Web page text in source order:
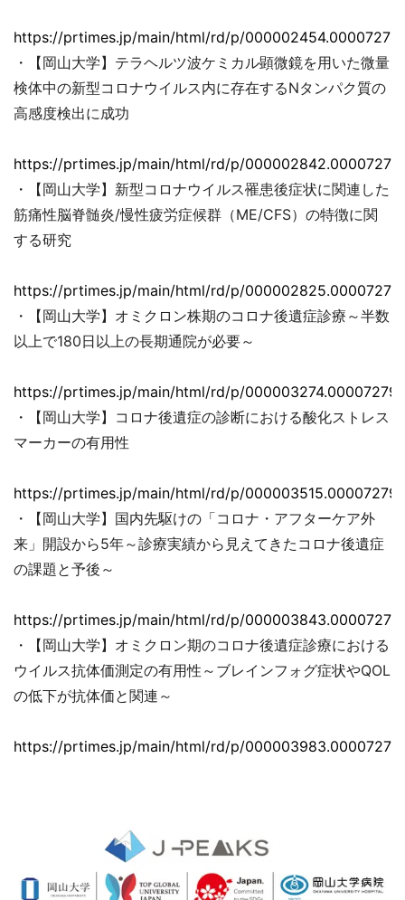
https://prtimes.jp/main/html/rd/p/
・【岡山大学】テラヘルツ波ケミカル顕微鏡を用いた微量
検体中の新型コロナウイルス内に存在するNタンパク質の
高感度検出に成功
https://prtimes.jp/main/html/rd/p/
・【岡山大学】新型コロナウイルス罹患後症状に関連した
筋痛性脳脊髄炎/慢性疲労症候群（ME/CFS）の特徴に関
する研究
https://prtimes.jp/main/html/rd/p/
・【岡山大学】オミクロン株期のコロナ後遺症診療～半数
以上で180日以上の長期通院が必要～
https://prtimes.jp/main/html/rd/p/
・【岡山大学】コロナ後遺症の診断における酸化ストレス
マーカーの有用性
https://prtimes.jp/main/html/rd/p/
・【岡山大学】国内先駆けの「コロナ・アフターケア外
来」開設から5年～診療実績から見えてきたコロナ後遺症
の課題と予後～
https://prtimes.jp/main/html/rd/p/
・【岡山大学】オミクロン期のコロナ後遺症診療における
ウイルス抗体価測定の有用性～ブレインフォグ症状やQOL
の低下が抗体価と関連～
https://prtimes.jp/main/html/rd/p/